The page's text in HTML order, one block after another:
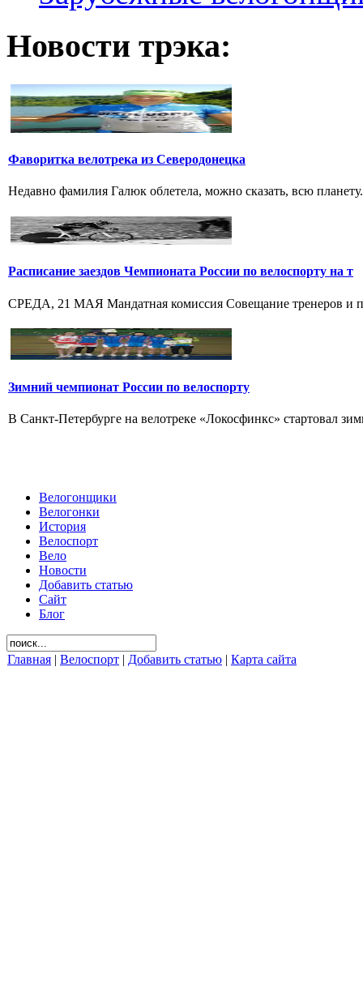
Новости трэка:
Фаворитка велотрека из Северодонецка
Недавно фамилия Галюк облетела, можно сказать, всю
Расписание заездов Чемпионата России по велоспорту на т
СРЕДА, 21 МАЯ Мандатная комиссия Совещание тренеров и
Зимний чемпионат России по велоспорту
В Санкт-Петербурге на велотреке «Локосфинкс» стартовал
Велогонщики
Велогонки
История
Велоспорт
Вело
Новости
Добавить статью
Сайт
Блог
Главная | Велоспорт | Добавить статью | Карта сайта